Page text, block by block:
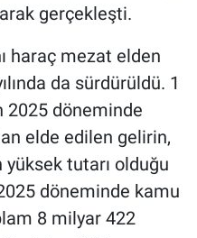
gerçekleşti.
haraç mezat elden
da sürdürüldü. 1
2025 döneminde
elde edilen gelirin,
tutarı olduğu
döneminde kamu
8 milyar 422